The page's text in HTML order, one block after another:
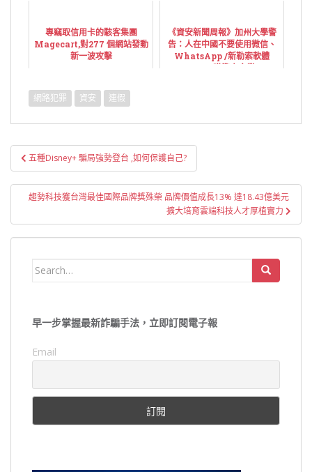
專竊取信用卡的駭客集團
Magecart,對277 個網站發動
新一波攻擊
《資安新聞周報》加州大學警
告：人在中國不要使用微信、
WhatsApp /新勒索軟體
Ryuk瞄準大企業
網路犯罪 資安 連假
文
章
導
五種Disney+ 騙局強勢登台 ,如何保護自己?
趨勢科技獲台灣最佳國際品牌獎殊榮 品牌價值成長13% 達18.43億美元
擴大培育雲端科技人才厚植實力
Search
早一步掌握最新詐騙手法，立即訂閱電子報
Email